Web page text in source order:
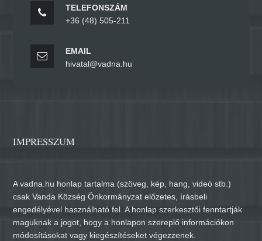
TELEFONSZÁM
+36 (48) 505-211
EMAIL
hivatal@vadna.hu
IMPRESSZUM
A vadna.hu honlap tartalma (szöveg, kép, hang, videó stb.)
csak Vanda Község Önkormányzat előzetes, írásbeli
engedélyével használható fel. A honlap szerkesztői fenntartják
maguknak a jogot, hogy a honlapon szereplő információkon
módosításokat vagy kiegészítéseket végezzenek.